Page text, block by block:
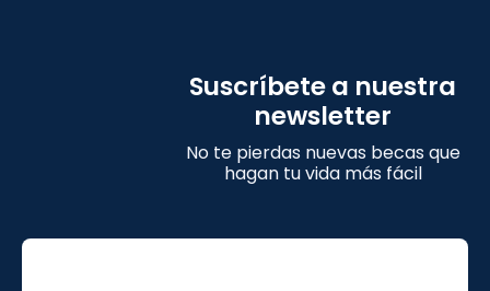
Suscríbete a nuestra
newsletter
No te pierdas nuevas becas que
hagan tu vida más fácil
Email